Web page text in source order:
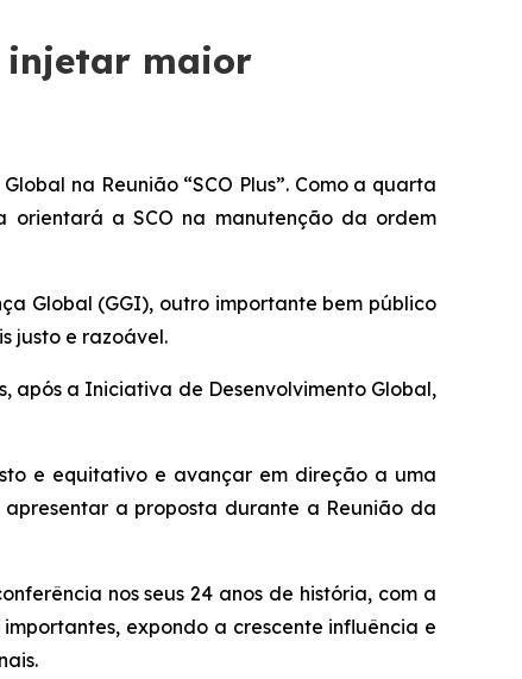
injetar maior
na Reunião “SCO Plus”. Como a quarta
a SCO na manutenção da ordem
Global (GGI), outro importante bem público
justo e razoável.
após a Iniciativa de Desenvolvimento Global,
e equitativo e avançar em direção a uma
a proposta durante a Reunião da
nos seus 24 anos de história, com a
expondo a crescente influência e